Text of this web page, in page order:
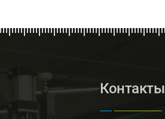
Контакты